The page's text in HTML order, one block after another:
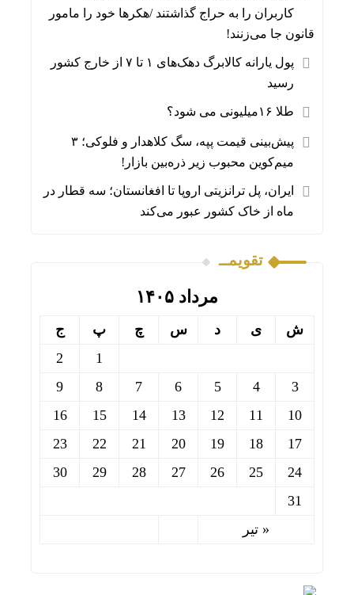
کاربران را به حراج گذاشتند /هکرها خود را مامور
قانون جا می‌زنند!
پول یارانه کالابرگ دهک‌های ۱ تا ۷ از خارج کشور
رسید
طلا ۱۶میلیونی می شود؟
پیش‌بینی قیمت پپه، سگ کلاهدار و فلوکی؛ ۳
میم‌کوین محبوب زیر ذره‌بین بازار!
ایران، پل ترانزیتی اروپا تا افغانستان؛ سه قطار در
ماه از خاک کشور عبور می‌کند
تقویمــ
مرداد ۱۴۰۵
ش ی د س چ پ ج
« تیر
1
2
3
4
5
6
7
8
9
10
11
12
13
14
15
16
17
18
19
20
21
22
23
24
25
26
27
28
29
30
31